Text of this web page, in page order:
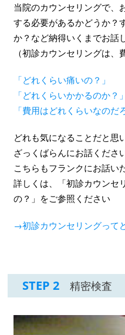
当院のカウンセリングで、
する必要があるかどうか？
か？など納得いくまでお話
（初診カウンセリングは、
「どれくらい痛いの？」
「どれくらいかかるのか？」
「費用はどれくらいなのだ
どれも気になることだと思
ざっくばらんにお話ください
こちらもフランクにお話い
詳しくは、「初診カウンセ
の？」をご参照ください
→初診カウンセリングって
STEP 2 精密検査